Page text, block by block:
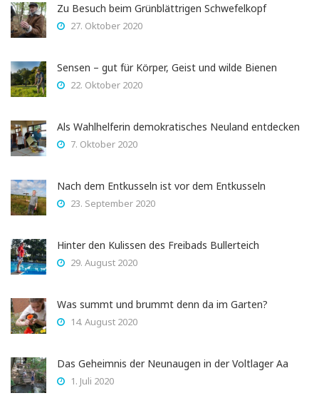
Zu Besuch beim Grünblättrigen Schwefelkopf
27. Oktober 2020
Sensen – gut für Körper, Geist und wilde Bienen
22. Oktober 2020
Als Wahlhelferin demokratisches Neuland entdecken
7. Oktober 2020
Nach dem Entkusseln ist vor dem Entkusseln
23. September 2020
Hinter den Kulissen des Freibads Bullerteich
29. August 2020
Was summt und brummt denn da im Garten?
14. August 2020
Das Geheimnis der Neunaugen in der Voltlager Aa
1. Juli 2020